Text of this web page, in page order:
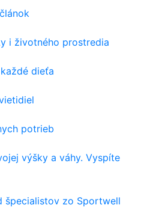
i životného prostredia
dieťa
potrieb
výšky a váhy. Vyspíte
špecialistov zo Sportwell